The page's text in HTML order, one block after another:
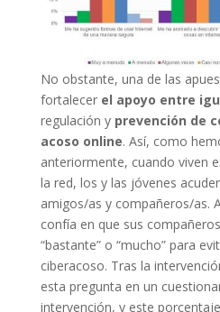
No obstante, una de las
fortalecer el apoyo entre
regulación y prevención de
acoso online. Así, como
anteriormente, cuando viven
la red, los y las jóvenes
amigos/as y compañeros/as.
confía en que sus
“bastante” o “mucho” para
ciberacoso. Tras la
esta pregunta en un
intervención, y este